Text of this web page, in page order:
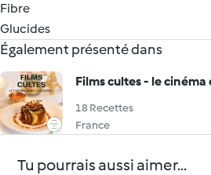
Fibre
Glucides
Également présenté dans
Films cultes - le cinéma
18 Recettes
France
Tu pourrais aussi aimer...